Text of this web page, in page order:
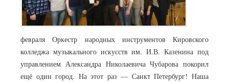
февраля Оркестр народных инструментов Кировского
колледжа музыкального искусств им. И.В. Казенина под
управлением Александра Николаевича Чубарова покорил
ещё один город. На этот раз — Санкт Петербург! Наша